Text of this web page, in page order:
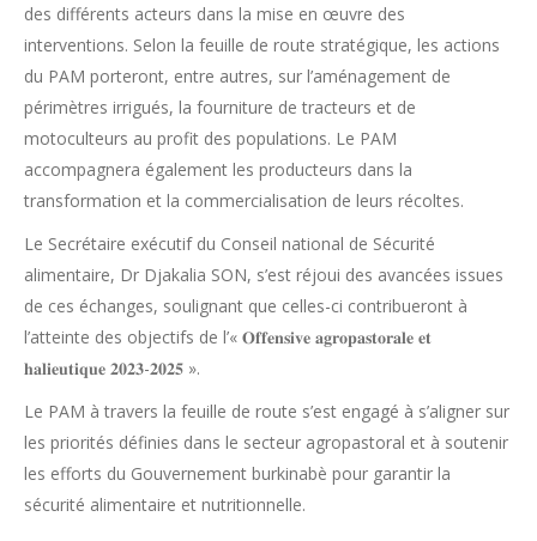
des différents acteurs dans la mise en œuvre des
interventions. Selon la feuille de route stratégique, les actions
du PAM porteront, entre autres, sur l’aménagement de
périmètres irrigués, la fourniture de tracteurs et de
motoculteurs au profit des populations. Le PAM
accompagnera également les producteurs dans la
transformation et la commercialisation de leurs récoltes.
Le Secrétaire exécutif du Conseil national de Sécurité
alimentaire, Dr Djakalia SON, s’est réjoui des avancées issues
de ces échanges, soulignant que celles-ci contribueront à
l’atteinte des objectifs de l’« 𝐎𝐟𝐟𝐞𝐧𝐬𝐢𝐯𝐞 𝐚𝐠𝐫𝐨𝐩𝐚𝐬𝐭𝐨𝐫𝐚𝐥𝐞 𝐞𝐭
𝐡𝐚𝐥𝐢𝐞𝐮𝐭𝐢𝐪𝐮𝐞 𝟐𝟎𝟐𝟑-𝟐𝟎𝟐𝟓 ».
Le PAM à travers la feuille de route s’est engagé à s’aligner sur
les priorités définies dans le secteur agropastoral et à soutenir
les efforts du Gouvernement burkinabè pour garantir la
sécurité alimentaire et nutritionnelle.